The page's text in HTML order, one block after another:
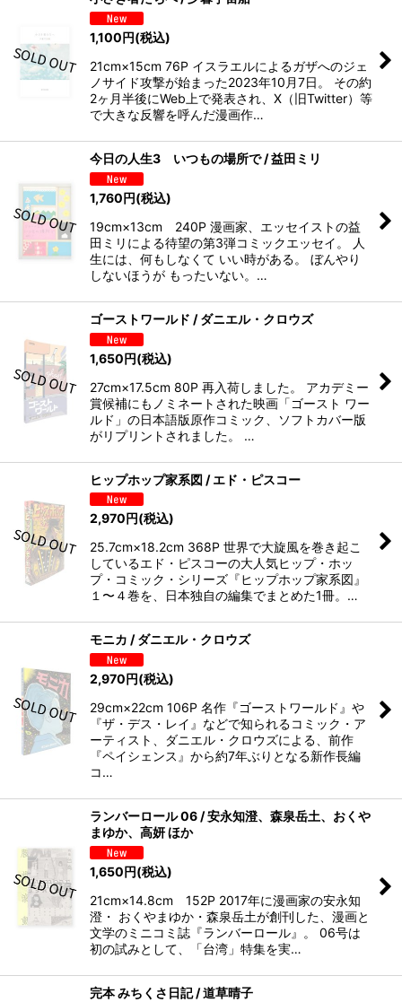
1,100円(税込)
21cm×15cm 76P イスラエルによるガザへのジェ
ノサイド攻撃が始まった2023年10月7日。 その約
2ヶ月半後にWeb上で発表され、X（旧Twitter）等
で大きな反響を呼んだ漫画作…
今日の人生3 いつもの場所で / 益田ミリ
1,760円(税込)
19cm×13cm 240P 漫画家、エッセイストの益
田ミリによる待望の第3弾コミックエッセイ。 人
生には、何もしなくて いい時がある。 ぼんやり
しないほうが もったいない。…
ゴーストワールド / ダニエル・クロウズ
1,650円(税込)
27cm×17.5cm 80P 再入荷しました。 アカデミー
賞候補にもノミネートされた映画「ゴースト ワー
ルド」の日本語版原作コミック、ソフトカバー版
がリプリントされました。 …
ヒップホップ家系図 / エド・ピスコー
2,970円(税込)
25.7cm×18.2cm 368P 世界で大旋風を巻き起こ
しているエド・ピスコーの大人気ヒップ・ホッ
プ・コミック・シリーズ『ヒップホップ家系図』
１〜４巻を、日本独自の編集でまとめた1冊。…
モニカ / ダニエル・クロウズ
2,970円(税込)
29cm×22cm 106P 名作『ゴーストワールド』や
『ザ・デス・レイ』などで知られるコミック・ア
ーティスト、ダニエル・クロウズによる、前作
『ペイシェンス』から約7年ぶりとなる新作長編
コ…
ランバーロール 06 / 安永知澄、森泉岳土、おくや
まゆか、高妍 ほか
1,650円(税込)
21cm×14.8cm 152P 2017年に漫画家の安永知
澄・ おくやまゆか・森泉岳土が創刊した、漫画と
文学のミニコミ誌『ランバーロール』。 06号は
初の試みとして、「台湾」特集を実…
完本 みちくさ日記 / 道草晴子